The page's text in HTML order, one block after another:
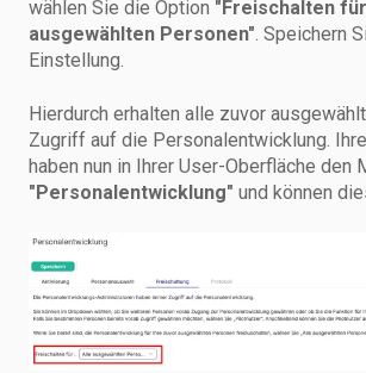
wählen Sie die Option "Freischalten
ausgewählten Personen". Speichern
Einstellung.
Hierdurch erhalten alle zuvor
Zugriff auf die Personalentwicklung.
haben nun in Ihrer User-Oberfläche den
"Personalentwicklung" und können